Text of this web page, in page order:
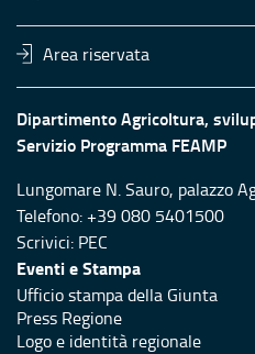
Area riservata
Dipartimento Agricoltura,
Servizio Programma FEAMP
Lungomare N. Sauro, palazzo
Telefono: +39 080 5401500
Scrivici: PEC
Eventi e Stampa
Ufficio stampa della Giunta
Press Regione
Logo e identità regionale